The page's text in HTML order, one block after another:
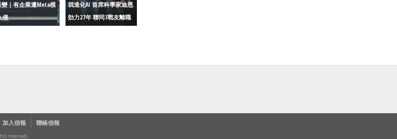
變｜有企業遭Meta模
侵
我進化AI 首席科學家迪恩
効力27年 聯同3戰友離職
加入信報 聯絡信報
reserved.